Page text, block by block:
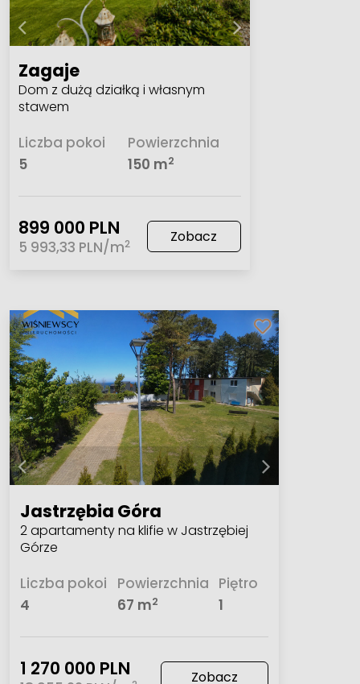
Zagaje
Dom z dużą działką i własnym
stawem
Liczba pokoi
5
Powierzchnia
150 m2
899 000 PLN
5 993,33 PLN/m2 Zobacz
Jastrzębia Góra
2 apartamenty na klifie w Jastrzębiej
Górze
Liczba pokoi
4
Powierzchnia
67 m2
Piętro
1
1 270 000 PLN Zobacz